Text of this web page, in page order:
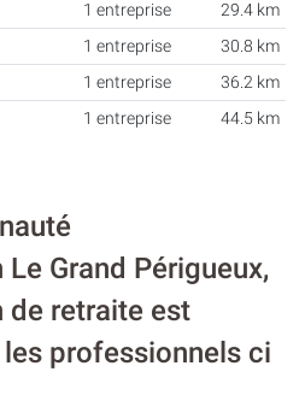
1 entreprise
29.4 km
1 entreprise
30.8 km
1 entreprise
36.2 km
1 entreprise 44.5 km
Grand Périgueux,
de retraite est
professionnels ci